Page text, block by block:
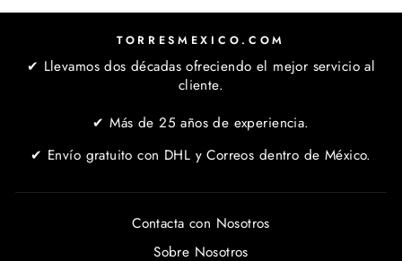
TORRESMEXICO.COM
✔ Llevamos dos décadas ofreciendo el mejor servicio al
cliente.
✔ Más de 25 años de experiencia.
✔ Envío gratuito con DHL y Correos dentro de México.
Contacta con Nosotros
Sobre Nosotros